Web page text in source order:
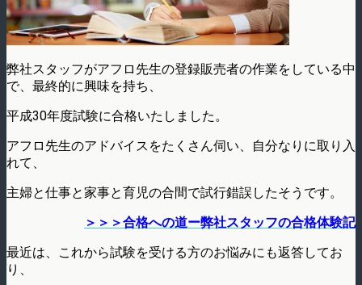
弊社スタッフがアフロ先生の登録販売者の作業をしている中
で、最終的に興味を持ち、
平成30年度試験に合格いたしました。
アフロ先生のアドバイスをたくさん伺い、自分なりに取り入
れて、
主婦と仕事と家事と育児の合間で試行錯誤したそうです。
＞＞＞合格への道ー弊社スタッフの合格体験記
最近は、これから試験を受ける方のお悩みにも返答してお
り、